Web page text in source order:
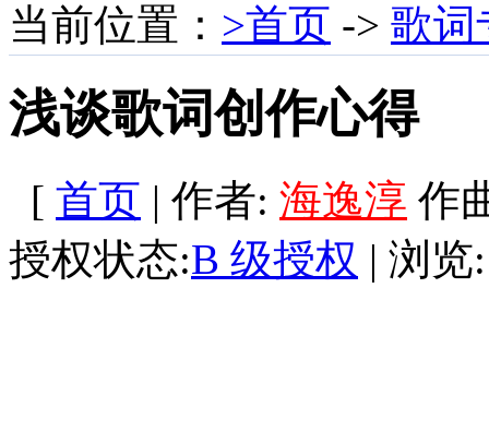
当前位置： >首页 -> 歌词
浅谈歌词创作心得
[ 首页 | 作者: 海逸淳 作
授权状态:B 级授权 | 浏览: